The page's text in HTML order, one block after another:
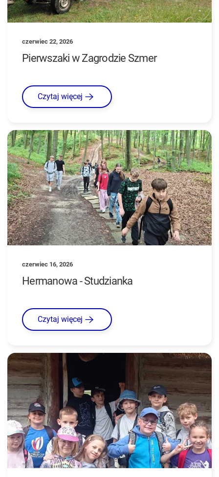
czerwiec 22, 2026
Pierwszaki w Zagrodzie Szmer
Czytaj więcej
czerwiec 16, 2026
Hermanowa - Studzianka
Czytaj więcej